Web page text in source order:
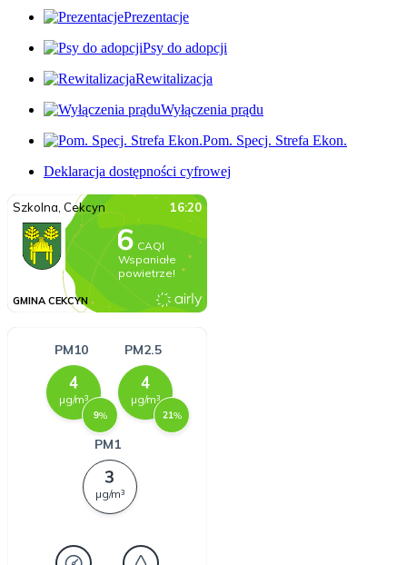
Prezentacje
Psy do adopcji
Rewitalizacja
Wyłączenia prądu
Pom. Specj. Strefa Ekon.
Deklaracja dostępności cyfrowej